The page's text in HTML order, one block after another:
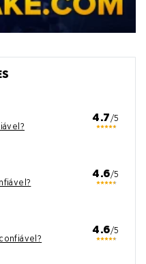
4.7 /5
4.6/5
4.6/5